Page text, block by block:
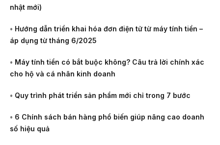
nhật mới)
• Hướng dẫn triển khai hóa đơn điện tử từ máy tính tiền –
áp dụng từ tháng 6/2025
• Máy tính tiền có bắt buộc không? Câu trả lời chính xác
cho hộ và cá nhân kinh doanh
• Quy trình phát triển sản phẩm mới chỉ trong 7 bước
• 6 Chính sách bán hàng phổ biến giúp nâng cao doanh
số hiệu quả